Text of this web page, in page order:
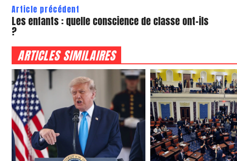
Article précédent
Les enfants : quelle conscience de classe ont-ils
?
ARTICLES SIMILAIRES